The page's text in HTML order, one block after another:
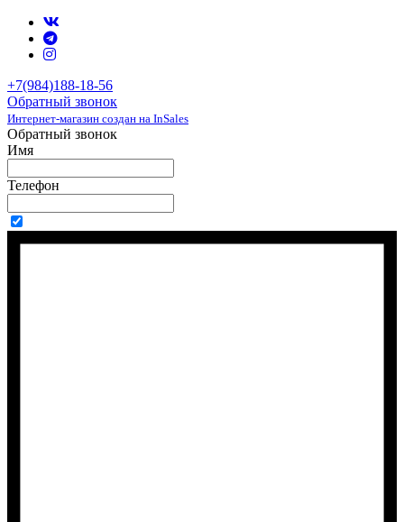
+7(984)188-18-56
Обратный звонок
Интернет-магазин создан на InSales
Обратный звонок
Имя
Телефон